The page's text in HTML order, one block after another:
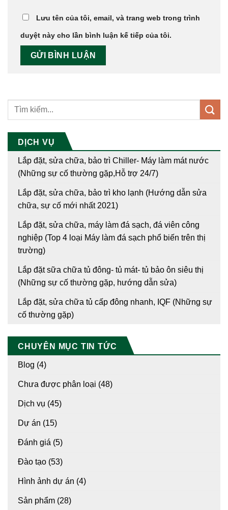
DỊCH VỤ
Lắp đặt, sửa chữa, bảo trì Chiller- Máy làm mát nước
(Những sự cố thường gặp,Hỗ trợ 24/7)
Lắp đặt, sửa chữa, bảo trì kho lạnh (Hướng dẫn sửa
chữa, sự cố mới nhất 2021)
Lắp đặt, sửa chữa, máy làm đá sạch, đá viên công
nghiệp (Top 4 loại Máy làm đá sạch phổ biến trên thị
trường)
Lắp đặt sữa chữa tủ đông- tủ mát- tủ bảo ôn siêu thị
(Những sự cố thường gặp, hướng dẫn sửa)
Lắp đặt, sửa chữa tủ cấp đông nhanh, IQF (Những sự
cố thường gặp)
CHUYÊN MỤC TIN TỨC
Blog (4)
Chưa được phân loại (48)
Dịch vụ (45)
Dự án (15)
Đánh giá (5)
Đào tạo (53)
Hình ảnh dự án (4)
Sản phẩm (28)
Lưu tên của tôi, email, và trang web trong trình
duyệt này cho lần bình luận kế tiếp của tôi.